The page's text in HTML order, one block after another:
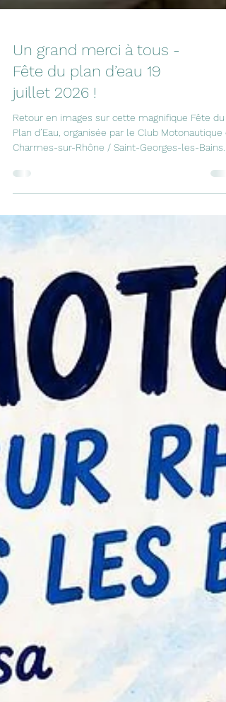
Un grand merci à tous -
Fête du plan d’eau 19
juillet 2026 !
Retour en images sur cette magnifique Fête du
Charmes-sur-Rhône / Saint-Georges-les-Bains.
🚤